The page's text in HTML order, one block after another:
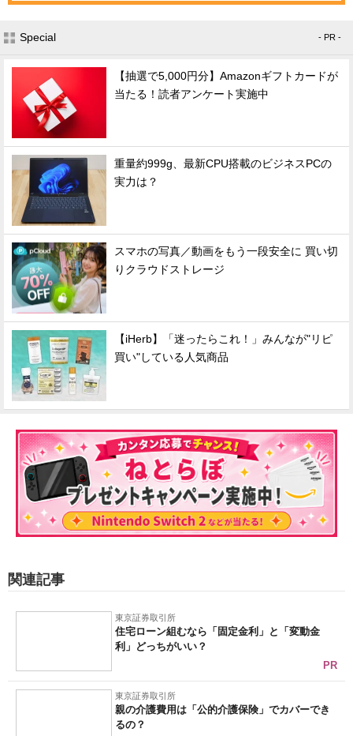
Special - PR -
【抽選で5,000円分】Amazonギフトカードが
当たる！読者アンケート実施中
重量約999g、最新CPU搭載のビジネスPCの
実力は？
スマホの写真／動画をもう一段安全に 買い切
りクラウドストレージ
【iHerb】「迷ったらこれ！」みんなが"リピ
買い"している人気商品
関連記事
東京証券取引所
住宅ローン組むなら「固定金利」と「変動金
利」どっちがいい？
PR
東京証券取引所
親の介護費用は「公的介護保険」でカバーでき
るの？